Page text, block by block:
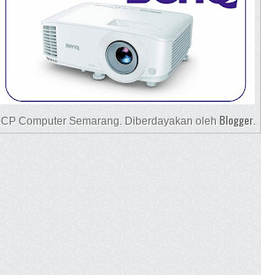
CP Computer Semarang. Diberdayakan oleh Blogger.